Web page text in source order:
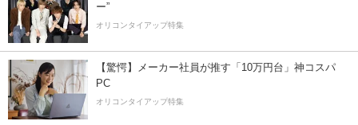
ー”
オリコンタイアップ特集
【驚愕】メーカー社員が推す「10万円台」神コスパ
PC
オリコンタイアップ特集